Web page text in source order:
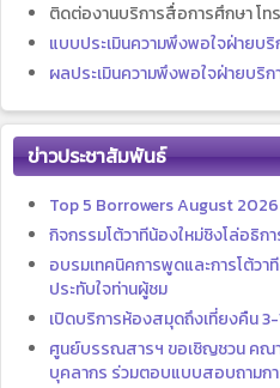
ติดต่องานบริการสื่อการศึกษา โ
แบบประเมินความพึงพอใจฝ่ายบ
ผลประเมินความพึงพอใจฝ่ายบริ
ข่าวประชาสัมพันธ์
Top 5 Borrowers August 2026
กิจกรรมโต้วาทีน้องใหม่ชิงโล่อธิก
อบรมเทคนิคการพูดและการโต้วา
ประทับใจท่านผู้ชม
เปิดบริการห้องสมุดถึงเที่ยงคืน
ศูนย์บรรณสารฯ ขอเชิญชวน คณ
บุคลากร ร่วมตอบแบบสอบถามก